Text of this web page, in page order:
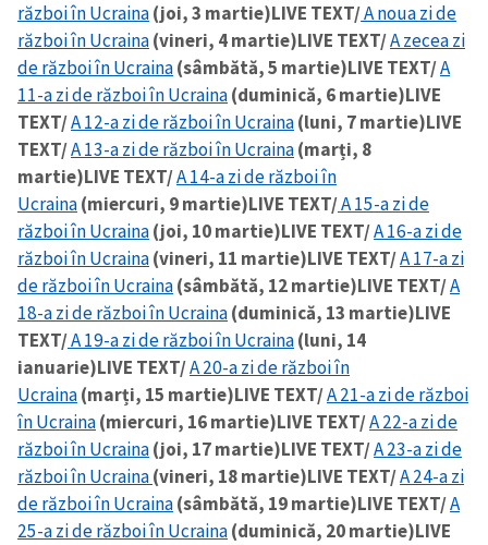
război în Ucraina(joi, 3 martie)LIVE TEXT/A noua zi de
război în Ucraina(vineri, 4 martie)LIVE TEXT/A zecea zi
de război în Ucraina(sâmbătă, 5 martie)LIVE TEXT/A
11-a zi de război în Ucraina(duminică, 6 martie)LIVE
TEXT/A 12-a zi de război în Ucraina(luni, 7 martie)LIVE
TEXT/A 13-a zi de război în Ucraina(marți, 8
martie)LIVE TEXT/A 14-a zi de război în
Ucraina(miercuri, 9 martie)LIVE TEXT/A 15-a zi de
război în Ucraina(joi, 10 martie)LIVE TEXT/A 16-a zi de
război în Ucraina(vineri, 11 martie)LIVE TEXT/A 17-a zi
de război în Ucraina(sâmbătă, 12 martie)LIVE TEXT/A
18-a zi de război în Ucraina(duminică, 13 martie)LIVE
TEXT/A 19-a zi de război în Ucraina(luni, 14
ianuarie)LIVE TEXT/A 20-a zi de război în
Ucraina(marți, 15 martie)LIVE TEXT/A 21-a zi de război
în Ucraina(miercuri, 16 martie)LIVE TEXT/A 22-a zi de
război în Ucraina(joi, 17 martie)LIVE TEXT/A 23-a zi de
război în Ucraina(vineri, 18 martie)LIVE TEXT/A 24-a zi
de război în Ucraina(sâmbătă, 19 martie)LIVE TEXT/A
25-a zi de război în Ucraina(duminică, 20 martie)LIVE